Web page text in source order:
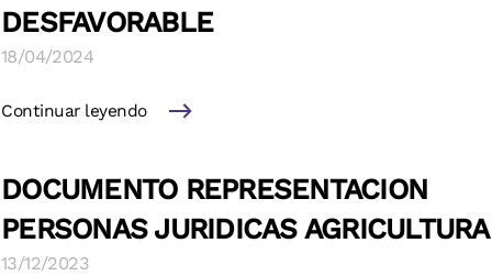
DESFAVORABLE
18/04/2024
Continuar leyendo
DOCUMENTO REPRESENTACION
PERSONAS JURIDICAS AGRICULTURA
13/12/2023